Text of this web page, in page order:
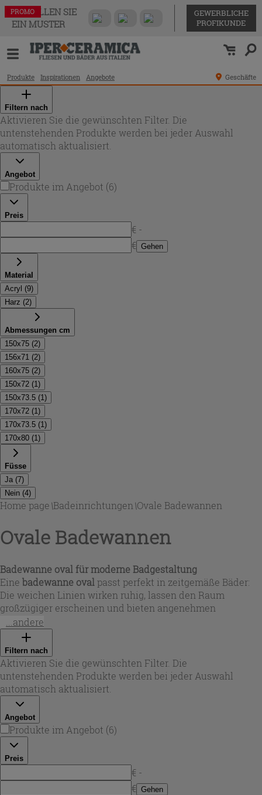
BESTELLEN SIE
EIN MUSTER
GEWERBLICHE
PROFIKUNDE
Produkte Inspirationen Angebote Geschäfte
Filtern nach
Aktivieren Sie die gewünschten Filter. Die
untenstehenden Produkte werden bei jeder Auswahl
automatisch aktualisiert.
Angebot
Produkte im Angebot (6)
Preis
€ -
€ Gehen
Material
Acryl (9)
Harz (2)
Abmessungen cm
150x75 (2)
156x71 (2)
160x75 (2)
150x72 (1)
150x73.5 (1)
170x72 (1)
170x73.5 (1)
170x80 (1)
Füsse
Ja (7)
Nein (4)
Home page\Badeinrichtungen \Ovale Badewannen
Ovale Badewannen
Badewanne oval für moderne Badgestaltung
Eine badewanne oval passt perfekt in zeitgemäße Bäder:
Die weichen Linien wirken ruhig, lassen den Raum
großzügiger erscheinen und bieten angenehmen
Liegekomfort. In dieser Auswahl finden Sie glänzend
weiße Modelle ebenso wie matte Ausführungen – jeweils
mit klarer, harmonischer Formensprache. Ob kompaktere
Maße um 150–156 cm oder großzügige Varianten bis 178
cm: Eineoval badewanneist ideal, wenn Sie Design und
Alltagstauglichkeit verbinden möchten.
...andere
Filtern nach
Aktivieren Sie die gewünschten Filter. Die
untenstehenden Produkte werden bei jeder Auswahl
automatisch aktualisiert.
Angebot
Produkte im Angebot (6)
Preis
€ -
€ Gehen
PROMO
PROMO
PROMO
PROMO
PROMO
PROMO